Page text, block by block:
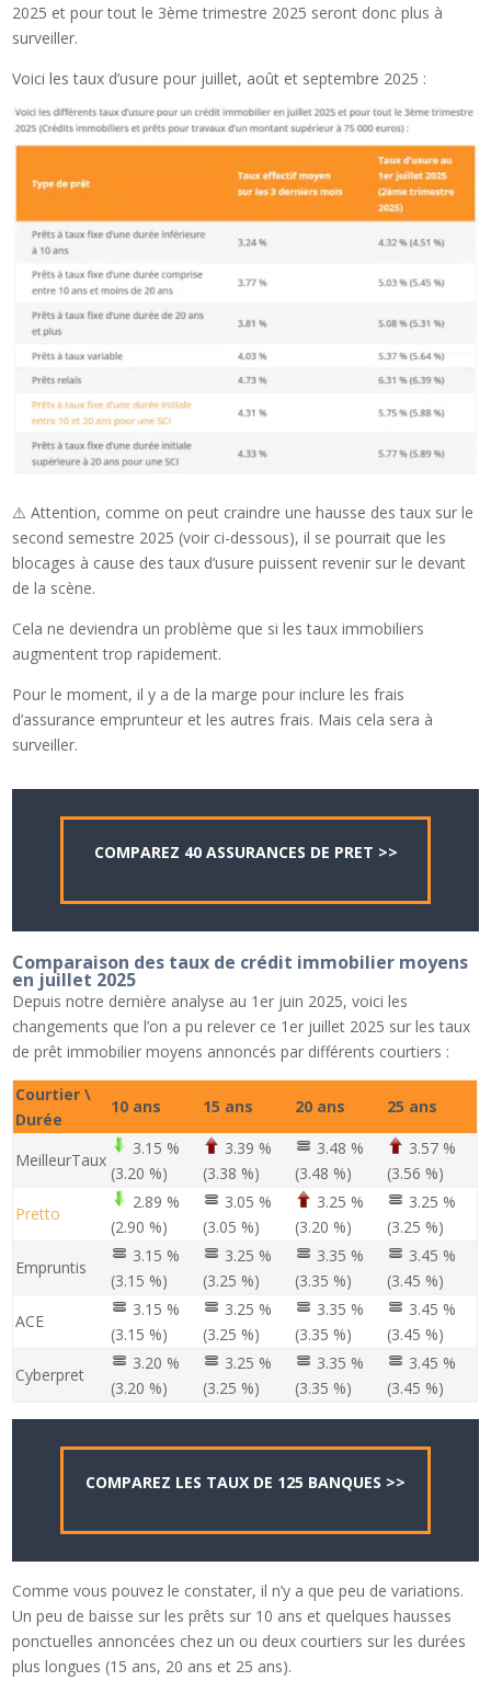
2025 et pour tout le 3ème trimestre 2025 seront donc plus à
surveiller.
Voici les taux d’usure pour juillet, août et septembre 2025 :
⚠️ Attention, comme on peut craindre une hausse des taux sur le
second semestre 2025 (voir ci-dessous), il se pourrait que les
blocages à cause des taux d’usure puissent revenir sur le devant
de la scène.
Cela ne deviendra un problème que si les taux immobiliers
augmentent trop rapidement.
Pour le moment, il y a de la marge pour inclure les frais
d’assurance emprunteur et les autres frais. Mais cela sera à
surveiller.
COMPAREZ 40 ASSURANCES DE PRET >>
Comparaison des taux de crédit immobilier moyens
en juillet 2025
Depuis notre dernière analyse au 1er juin 2025, voici les
changements que l’on a pu relever ce 1er juillet 2025 sur les taux
de prêt immobilier moyens annoncés par différents courtiers :
Courtier \
Durée
10 ans 15 ans 20 ans 25 ans
MeilleurTaux
3.15 %
(3.20 %)
3.39 %
(3.38 %)
3.48 %
(3.48 %)
3.57 %
(3.56 %)
Pretto
2.89 %
(2.90 %)
3.05 %
(3.05 %)
3.25 %
(3.20 %)
3.25 %
(3.25 %)
Empruntis
3.15 %
(3.15 %)
3.25 %
(3.25 %)
3.35 %
(3.35 %)
3.45 %
(3.45 %)
ACE
3.15 %
(3.15 %)
3.25 %
(3.25 %)
3.35 %
(3.35 %)
3.45 %
(3.45 %)
Cyberpret
3.20 %
(3.20 %)
3.25 %
(3.25 %)
3.35 %
(3.35 %)
3.45 %
(3.45 %)
COMPAREZ LES TAUX DE 125 BANQUES >>
Comme vous pouvez le constater, il n’y a que peu de variations.
Un peu de baisse sur les prêts sur 10 ans et quelques hausses
ponctuelles annoncées chez un ou deux courtiers sur les durées
plus longues (15 ans, 20 ans et 25 ans).